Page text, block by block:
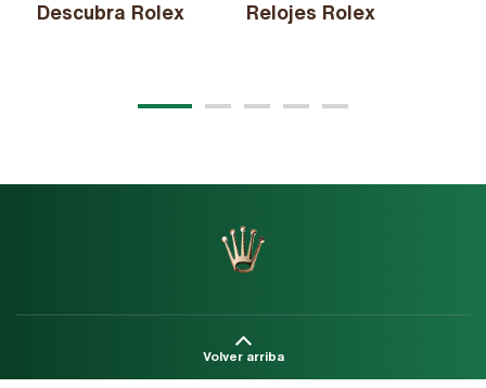
Descubra Rolex Relojes Rolex
Volver arriba